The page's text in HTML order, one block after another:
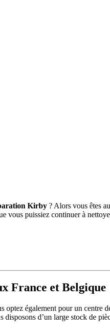
Kirby ? Alors vous êtes
vous puissiez continuer à
France et Belgique
optez également pour un centre
disposons d’un large stock de